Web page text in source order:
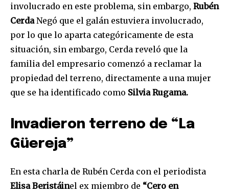
suscriptores y sé parte de la
conversación.
involucrado en este problema, sin embargo, Rubén
CerdaNegó que el galán estuviera involucrado,
por lo que lo aparta categóricamente de esta
situación, sin embargo, Cerda reveló que la
familia del empresario comenzó a reclamar la
propiedad del terreno, directamente a una mujer
que se ha identificado como Silvia Rugama.
Invadieron terreno de “La
Güereja”
En esta charla de Rubén Cerda con el periodista
Elisa Beristáinel ex miembro de “Cero en